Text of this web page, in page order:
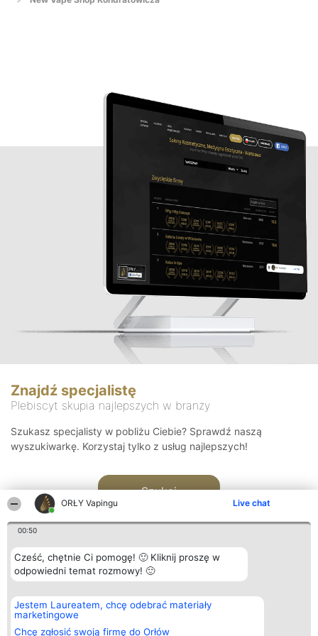
ORŁY Vapingu Live chat
00:50
Cześć, chętnie Ci pomogę! 🙂 Kliknij proszę w
odpowiedni temat rozmowy! 🙂
Jestem Laureatem, chcę odebrać materiały
marketingowe
Chcę zgłosić swoją firmę do Orłów
Znajdź specjalistę
Plebiscyt skupia najlepszych w branży
Szukasz specjalisty w pobliżu Ciebie? Sprawdź naszą
wyszukiwarkę. Korzystaj tylko z usług najlepszych!
Szukaj
Organizator plebiscytu
Bright Side Solutions sp. z o.
o. sp. k.
ul. Ruska 22
Plebiscyt
Laureaci
wszystkich
Kontakt
Kontakt